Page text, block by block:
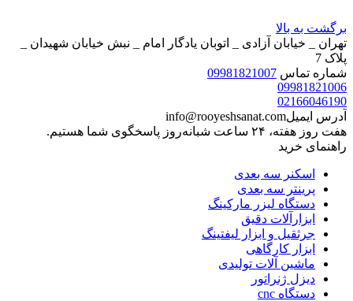
برگشت به بالا
تهران _ خیابان آزادی _ اتوبان یادگار امام _ نبش خیابان شهیدان _
پلاک 7
شماره تماس 09981821007
09981821006
02166046190
آدرس ایمیلinfo@rooyeshsanat.com
هفت روز هفته، ۲۴ ساعت شبانه‌روز پاسخگوی شما هستیم.
راهنمای خرید
اسکنر سه بعدی
پرینتر سه بعدی
دستگاه لیزر مارکینگ
ابزارآلات دقیق
جرثقیل و ابزار لیفتینگ
ابزار کارگاهی
ماشین آلات تولیدی
دیزل ژنراتور
دستگاه cnc